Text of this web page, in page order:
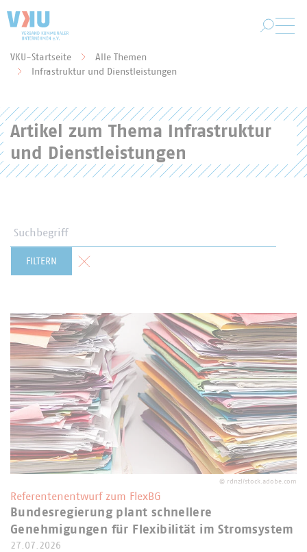
Sie befinden sich hier:
VKU-Startseite
Alle Themen
Infrastruktur und Dienstleistungen
Artikel zum Thema Infrastruktur
und Dienstleistungen
FILTERN Formular zurücksetzen
© rdnzl/stock.adobe.com
Referentenentwurf zum FlexBG
Bundesregierung plant schnellere
Genehmigungen für Flexibilität im Stromsystem
27.07.2026